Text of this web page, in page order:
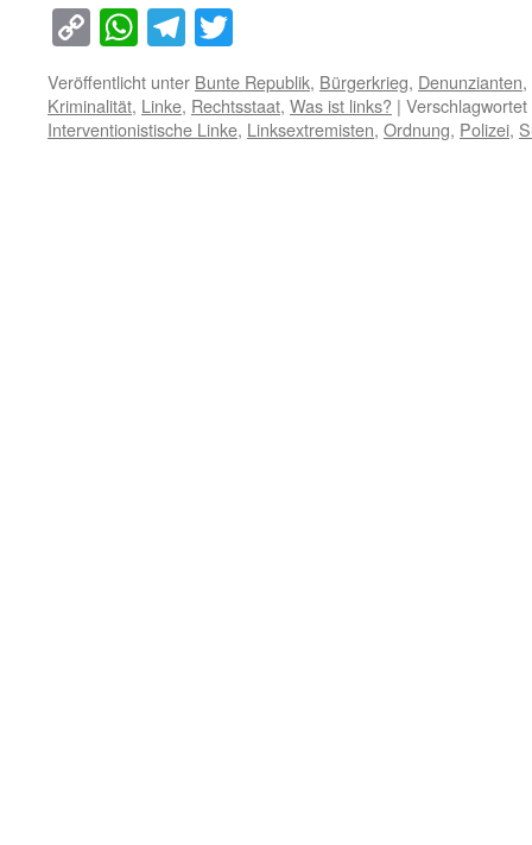
Copy
Link
WhatsApp
Telegram
Veröffentlicht unter Bunte Republik, Bürgerkrieg, Denunzianten,
Kriminalität, Linke, Rechtsstaat, Was ist links? | Verschlagwortet
Interventionistische Linke, Linksextremisten, Ordnung, Polizei,